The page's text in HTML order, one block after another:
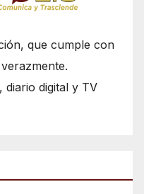
que cumple con
digital y TV